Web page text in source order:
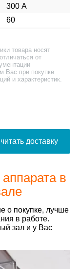
300 А
60
товара носят
от
Вас при покупке
и характеристик.
доставку
в
о покупке, лучше
в работе.
зал и у Вас